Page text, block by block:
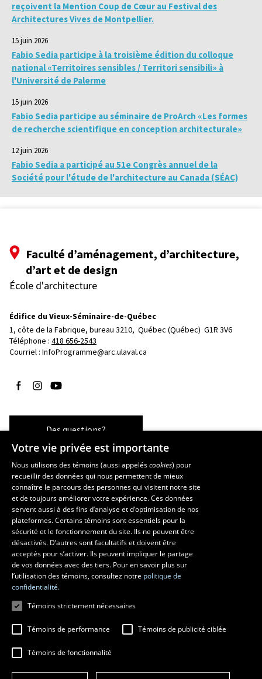
reçoivent la Mention Coup de Cœur au Festival des
Architectures Vives de Montpellier.
15 juin 2026
Fabio Sedia participe à la troisième édition du colloque
national «Territoires sensibles / Territori sensibili» à
l'Université de Palerme
15 juin 2026
Fabio Sedia participe au séminaire de ProArch «Les formes
de recherche scientifique en conception architecturale»
12 juin 2026
Fabio Sedia a participé au 51e Congrès annuel de la
Société pour l'étude de l'architecture au Canada (SÉAC)
Faculté d’aménagement, d’architecture,
d’art et de design
École d'architecture
Édifice du Vieux-Séminaire-de-Québec
1, côte de la Fabrique, bureau 3210, Québec (Québec)  G1R 3V6
Téléphone : 418 656-2543
Courriel : InfoProgramme@arc.ulaval.ca
Suivez-nous sur Facebook
Suivez-nous sur Instagram
Suivez-nous sur YouTube
Des questions?
Les écoles et la recherche
École d’art
École supérieure d’aménagement du territoire et de développement
régional
École de design
Centre de recherche en aménagement et développement
© 2026 Université Laval Tous droits réservés
Votre vie privée est importante
Nous utilisons des témoins (aussi appeléscookies) pour
recueillir des données qui nous permettent de mieux
connaître le parcours des personnes qui visitent notre site
et de toujours améliorer votre expérience. Ces données
servent aussi à des fins d’analyse et d’optimisation de nos
plateformes. Certains témoins sont essentiels pour la
sécurité et le fonctionnement du site. Ils ne peuvent être
désactivés. D’autres sont facultatifs et doivent être
acceptés pour s’activer. Ils peuvent impliquer le partage
de vos données avec des tiers. Pour en savoir plus sur
l’utilisation des témoins, consultez notre politique de
confidentialité.
Témoins strictement nécessaires
Témoins de performance Témoins de publicité ciblée
Témoins de fonctionnalité